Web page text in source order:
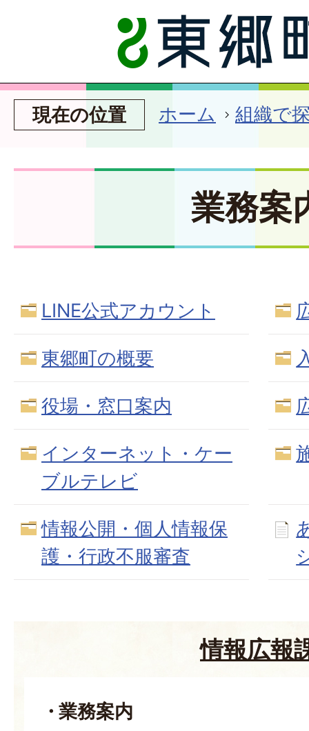
現在の位置 ホーム 組織で
業務案
LINE公式アカウント
東郷町の概要
役場・窓口案内
インターネット・ケー
ブルテレビ
情報公開・個人情報保
護・行政不服審査
情報広報
業務案内